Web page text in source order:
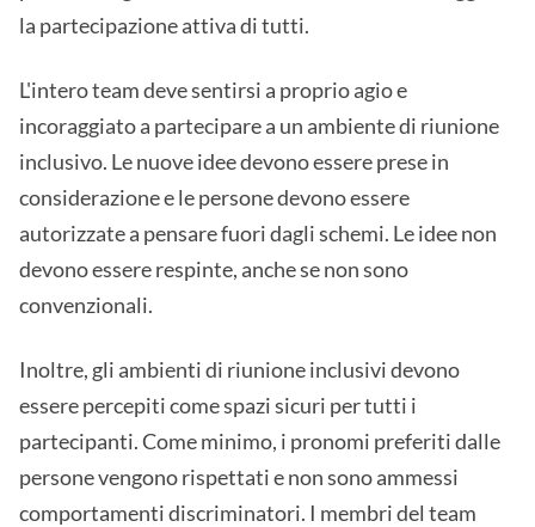
la partecipazione attiva di tutti.
L'intero team deve sentirsi a proprio agio e
incoraggiato a partecipare a un ambiente di riunione
inclusivo. Le nuove idee devono essere prese in
considerazione e le persone devono essere
autorizzate a pensare fuori dagli schemi. Le idee non
devono essere respinte, anche se non sono
convenzionali.
Inoltre, gli ambienti di riunione inclusivi devono
essere percepiti come spazi sicuri per tutti i
partecipanti. Come minimo, i pronomi preferiti dalle
persone vengono rispettati e non sono ammessi
comportamenti discriminatori. I membri del team